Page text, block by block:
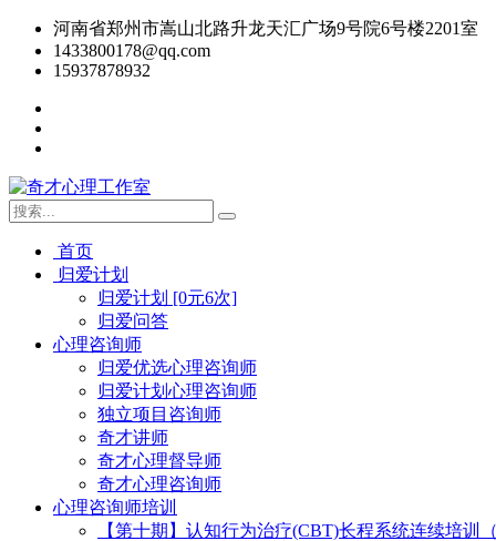
河南省郑州市嵩山北路升龙天汇广场9号院6号楼2201室
1433800178@qq.com
15937878932
首页
归爱计划
归爱计划 [0元6次]
归爱问答
心理咨询师
归爱优选心理咨询师
归爱计划心理咨询师
独立项目咨询师
奇才讲师
奇才心理督导师
奇才心理咨询师
心理咨询师培训
【第十期】认知行为治疗(CBT)长程系统连续培训